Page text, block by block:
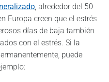
, alrededor del 50
Europa creen que el estrés
días de baja también
con el estrés. Si la
puede